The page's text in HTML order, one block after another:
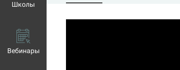
Школы
Вебинары